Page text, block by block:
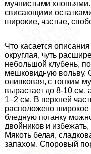
мучнистыми
свисающими
широкие, частые,
Что касается
округлая, чуть
небольшой клубень,
мешковидную вольву.
оливковая, с тонким
вырастает до 8-10 см,
1–2 см. В верхней
расположено широкое
бледную поганку
двойников и
Мякоть белая,
запахом. Споровый